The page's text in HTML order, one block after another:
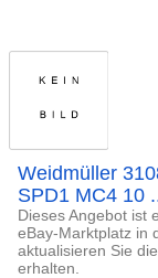
Weidmüller
SPD1 MC4 10
Dieses Angebot ist
eBay-Marktplatz in
aktualisieren Sie
erhalten.